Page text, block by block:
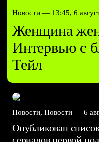
Новости — 13:45, 6
Женщина
Интервью с
Тейл
Новости, Новости — 6
Опубликован
сериалов первой